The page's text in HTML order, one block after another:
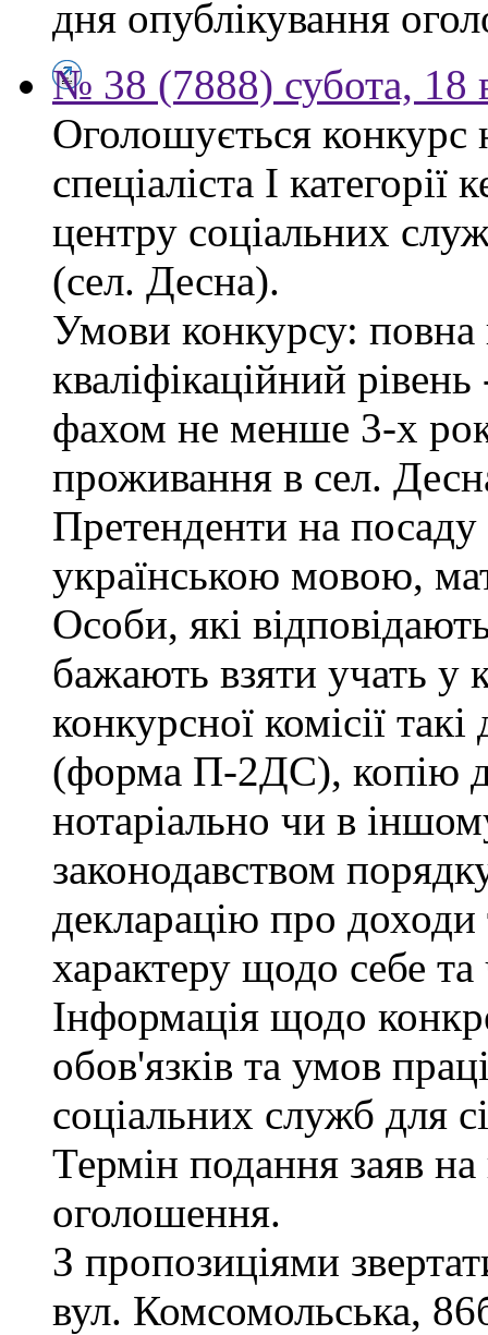
дня опублікування
№ 38 (7888) субота, 18
Оголошується конкурс
спеціаліста І категорії
центру соціальних
(сел. Десна).
Умови конкурсу: повна
кваліфікаційний
фахом не менше 3-х
проживання в сел.
Претенденти на посаду
українською мовою,
Особи, які
бажають взяти учать у
конкурсної комісії
(форма П-2ДС), копію
нотаріально чи в
законодавством
декларацію про доходи
характеру щодо себе та
Інформація щодо
обов'язків та умов
соціальних служб для
Термін подання заяв
оголошення.
З пропозиціями
вул. Комсомольська,